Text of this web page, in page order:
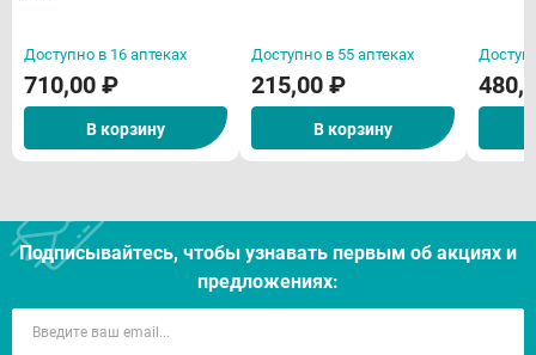
Доступно в 16 аптеках
710,00 ₽
В корзину
Доступно в 55 аптеках
215,00 ₽
В корзину
Подписывайтесь, чтобы узнавать первым об акцияx и
предложениях: